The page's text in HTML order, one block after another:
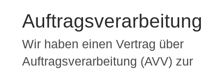
Auftragsverarbeitung
Wir haben einen Vertrag über
Auftragsverarbeitung (AVV) zur